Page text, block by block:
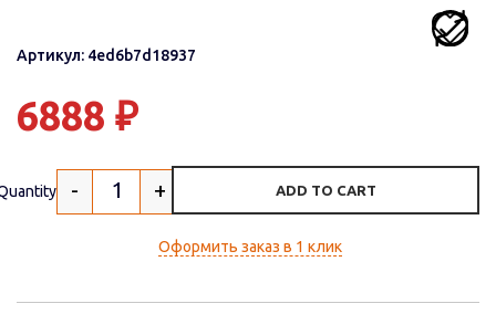
Артикул: 4ed6b7d18937
6888 ₽
- + ADD TO CART
Оформить заказ в 1 клик